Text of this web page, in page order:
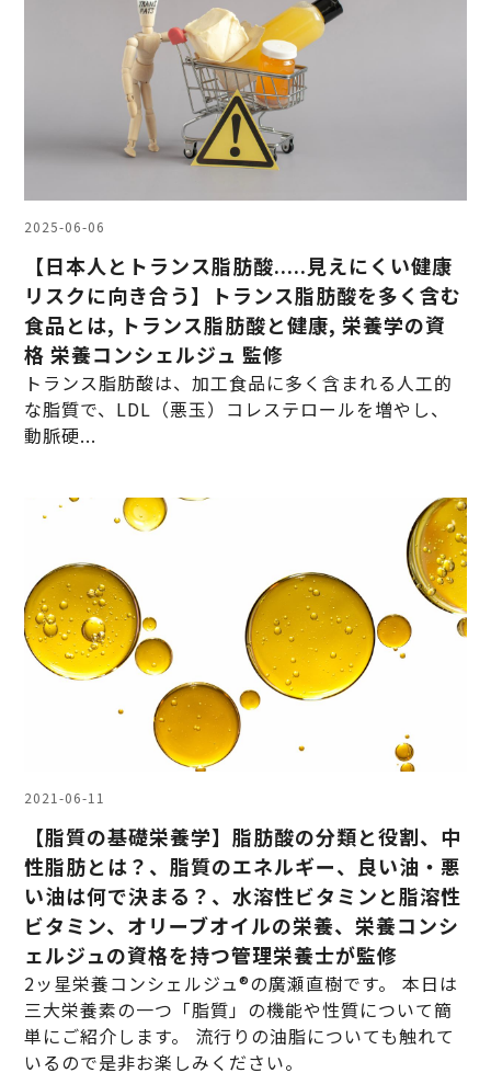
2025-06-06
【日本人とトランス脂肪酸.....見えにくい健康
リスクに向き合う】トランス脂肪酸を多く含む
食品とは, トランス脂肪酸と健康, 栄養学の資
格 栄養コンシェルジュ 監修
トランス脂肪酸は、加工食品に多く含まれる人工的
な脂質で、LDL（悪玉）コレステロールを増やし、
動脈硬...
2021-06-11
【脂質の基礎栄養学】脂肪酸の分類と役割、中
性脂肪とは？、脂質のエネルギー、良い油・悪
い油は何で決まる？、水溶性ビタミンと脂溶性
ビタミン、オリーブオイルの栄養、栄養コンシ
ェルジュの資格を持つ管理栄養士が監修
2ッ星栄養コンシェルジュ®︎の廣瀬直樹です。 本日は
三大栄養素の一つ「脂質」の機能や性質について簡
単にご紹介します。 流行りの油脂についても触れて
いるので是非お楽しみください。